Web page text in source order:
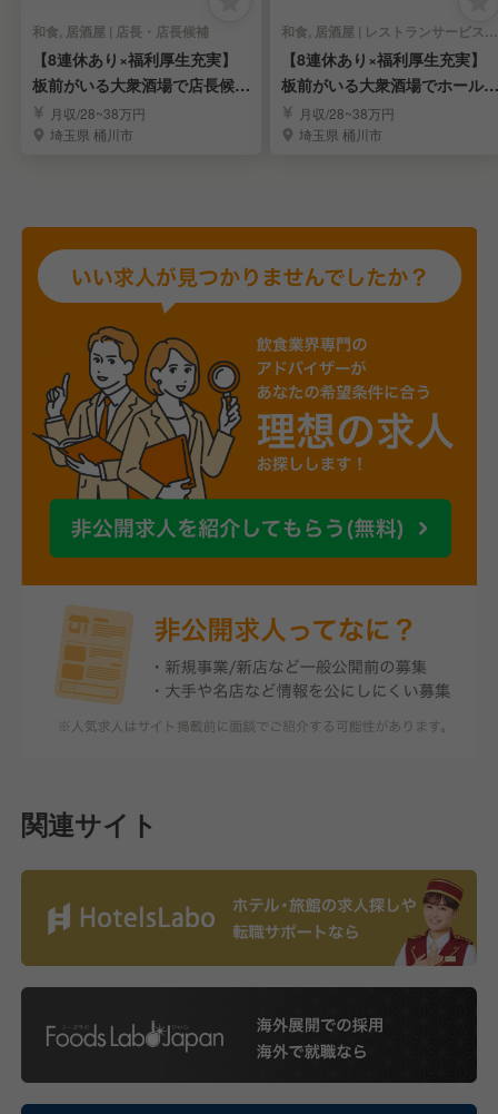
和食, 居酒屋 | 店長・店長候補
【8連休あり×福利厚生充実】
板前がいる大衆酒場で店長候補
を募集！
月収/28~38万円
埼玉県 桶川市
和食, 居酒屋 | レストランサービス・ホールスタッフ
【8連休あり×福利厚生充実】
板前がいる大衆酒場でホールス
タッフを募集！
月収/28~38万円
埼玉県 桶川市
関連サイト